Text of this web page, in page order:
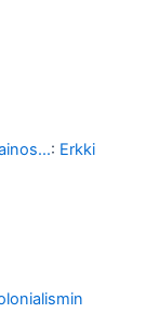
: Erkki